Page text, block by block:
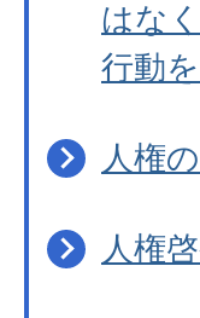
はな
行動
人権
人権